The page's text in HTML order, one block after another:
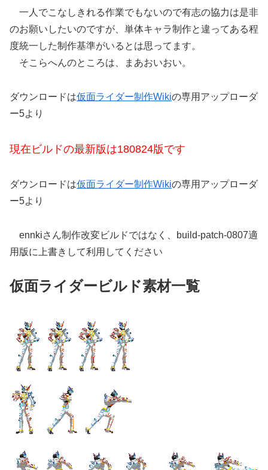
一人でこなしきれる作業でもないので有志の協力は是非
のお願いしたいのですが、単体キャラ制作と違ってある程
度統一した制作基準がいるとは思ってます。
そこらへんのところは、まあおいおい。
ダウンロードは仮面ライダー制作Wikiの専用アップローダ
ー5より
現在ビルドの最新版は180824版です
ダウンロードは仮面ライダー制作Wikiの専用アップローダ
ー5より
ennkiさん制作改変ビルドではなく、build-patch-0807適
用版に上書きして利用してください
仮面ライダービルド素材一覧